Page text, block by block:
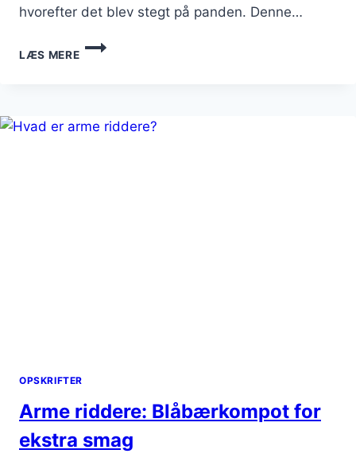
hvorefter det blev stegt på panden. Denne…
LÆS MERE
ARME
RIDDERE
NØDDER
OPSKRIFTER
Arme riddere: Blåbærkompot for
ekstra smag